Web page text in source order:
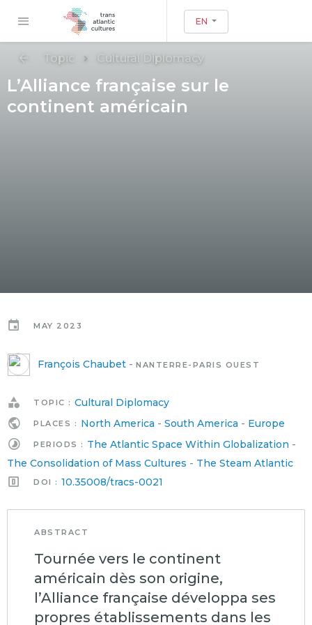
EN
Topic Cultural Diplomacy
L’Alliance française sur le
continent américain
MAY 2023
François Chaubet - NANTERRE-PARIS OUEST
TOPIC : Cultural Diplomacy
PLACES : North America - South America - Europe
PERIODS : The Atlantic Space Within Globalization -
The Consolidation of Mass Cultures - The Steam Atlantic
DOI : 10.35008/tracs-0021
ABSTRACT
Tournée vers le continent
américain dès son origine,
l’Alliance française développa ses
propres établissements dans les